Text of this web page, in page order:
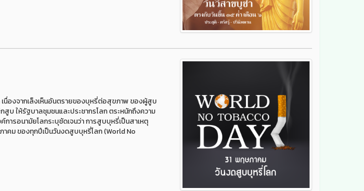
องจากเล็งเห็นอันตรายของบุหรี่ต่อสุขภาพ ของผู้สูบ
ให้รัฐบาลชุมชนและประชากรโลก ตระหนักถึงความ
ารอนามัยโลกระบุชัดเจนว่า การสูบบุหรี่เป็นสาเหตุ
คม ของทุกปีเป็นวันงดสูบบุหรี่โลก (World No